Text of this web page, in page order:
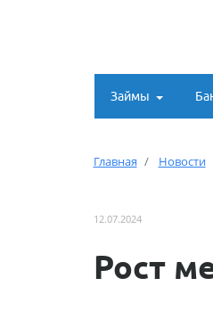
Займы
Главная Новости
12.07.2024
Рост